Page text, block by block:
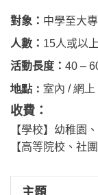
對象： 中學至大
人數： 15人或以上
活動長度： 40 –
地點： 室內 / 網上
收費：
【學校】幼稚園
【高等院校、社